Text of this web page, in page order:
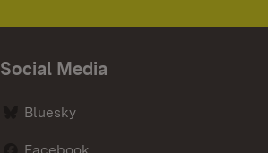
Social Media
Bluesky